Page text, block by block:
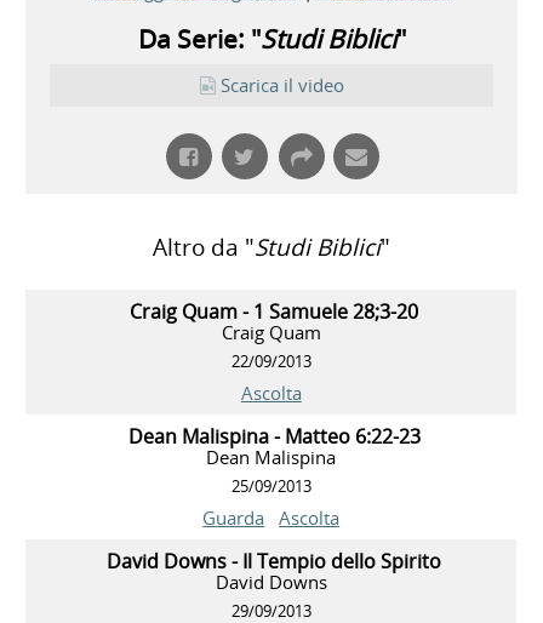
Da Serie: "Studi Biblici"
Scarica il video
Altro da "Studi Biblici"
Craig Quam - 1 Samuele 28;3-20
Craig Quam
22/09/2013
Ascolta
Dean Malispina - Matteo 6:22-23
Dean Malispina
25/09/2013
Guarda Ascolta
David Downs - Il Tempio dello Spirito
David Downs
29/09/2013